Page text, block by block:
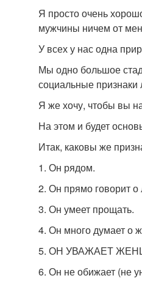
Я просто очень
мужчины ничем от
У всех у нас одна
Мы одно большое
социальные признаки
Я же хочу, чтобы вы
На этом и будет
Итак, каковы же
1. Он рядом.
2. Он прямо говорит
3. Он умеет прощать.
4. Он много думает о
5. ОН УВАЖАЕТ
6. Он не обижает (не